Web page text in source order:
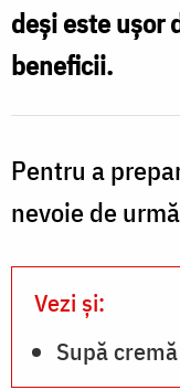
deși este ușor
beneficii.
Pentru a
nevoie de
Vezi și:
Supă